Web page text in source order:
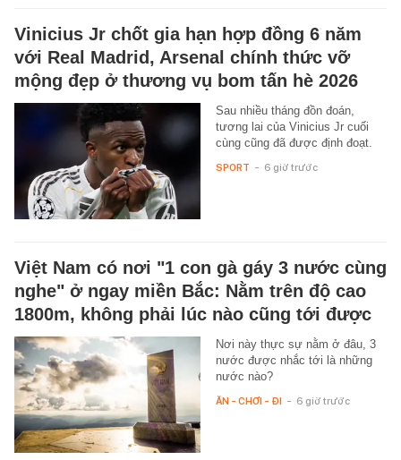
Vinicius Jr chốt gia hạn hợp đồng 6 năm
với Real Madrid, Arsenal chính thức vỡ
mộng đẹp ở thương vụ bom tấn hè 2026
Sau nhiều tháng đồn đoán,
tương lai của Vinicius Jr cuối
cùng cũng đã được định đoạt.
SPORT - 6 giờ trước
Việt Nam có nơi "1 con gà gáy 3 nước cùng
nghe" ở ngay miền Bắc: Nằm trên độ cao
1800m, không phải lúc nào cũng tới được
Nơi này thực sự nằm ở đâu, 3
nước được nhắc tới là những
nước nào?
ĂN - CHƠI - ĐI - 6 giờ trước